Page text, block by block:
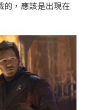
的，應該是出現在